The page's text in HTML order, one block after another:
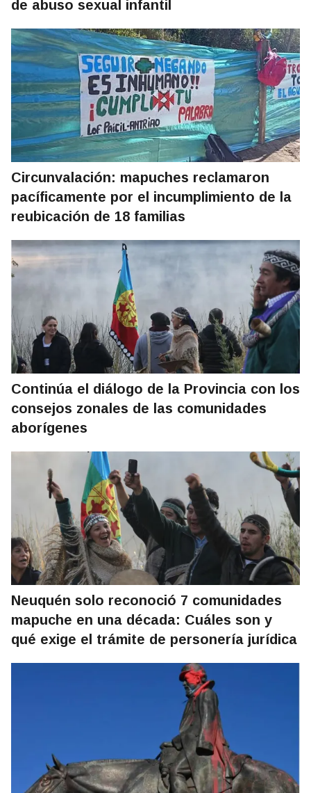
de abuso sexual infantil
Circunvalación: mapuches reclamaron
pacíficamente por el incumplimiento de la
reubicación de 18 familias
Continúa el diálogo de la Provincia con los
consejos zonales de las comunidades
aborígenes
Neuquén solo reconoció 7 comunidades
mapuche en una década: Cuáles son y
qué exige el trámite de personería jurídica